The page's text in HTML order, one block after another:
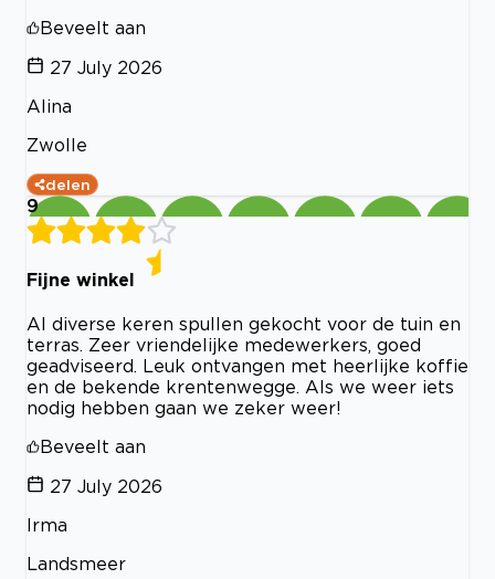
Beveelt aan
27 July 2026
Alina
Zwolle
delen
9
Fijne winkel
Al diverse keren spullen gekocht voor de tuin en
terras. Zeer vriendelijke medewerkers, goed
geadviseerd. Leuk ontvangen met heerlijke koffie
en de bekende krentenwegge. Als we weer iets
nodig hebben gaan we zeker weer!
Beveelt aan
27 July 2026
Irma
Landsmeer